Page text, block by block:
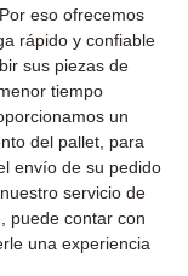
eso ofrecemos
rápido y confiable
sus piezas de
tiempo
un
del pallet, para
envío de su pedido
servicio de
puede contar con
una experiencia